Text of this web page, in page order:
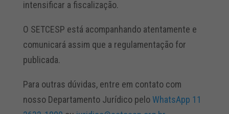
intensificar a fiscalização.
O SETCESP está acompanhando atentamente e
comunicará assim que a regulamentação for
publicada.
Para outras dúvidas, entre em contato com
nosso Departamento Jurídico peloWhatsApp 11